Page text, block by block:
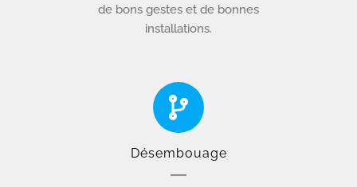
de bons gestes et de bonnes
installations.
Désembouage